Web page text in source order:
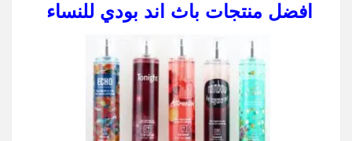
افضل منتجات باث اند بودي للنساء